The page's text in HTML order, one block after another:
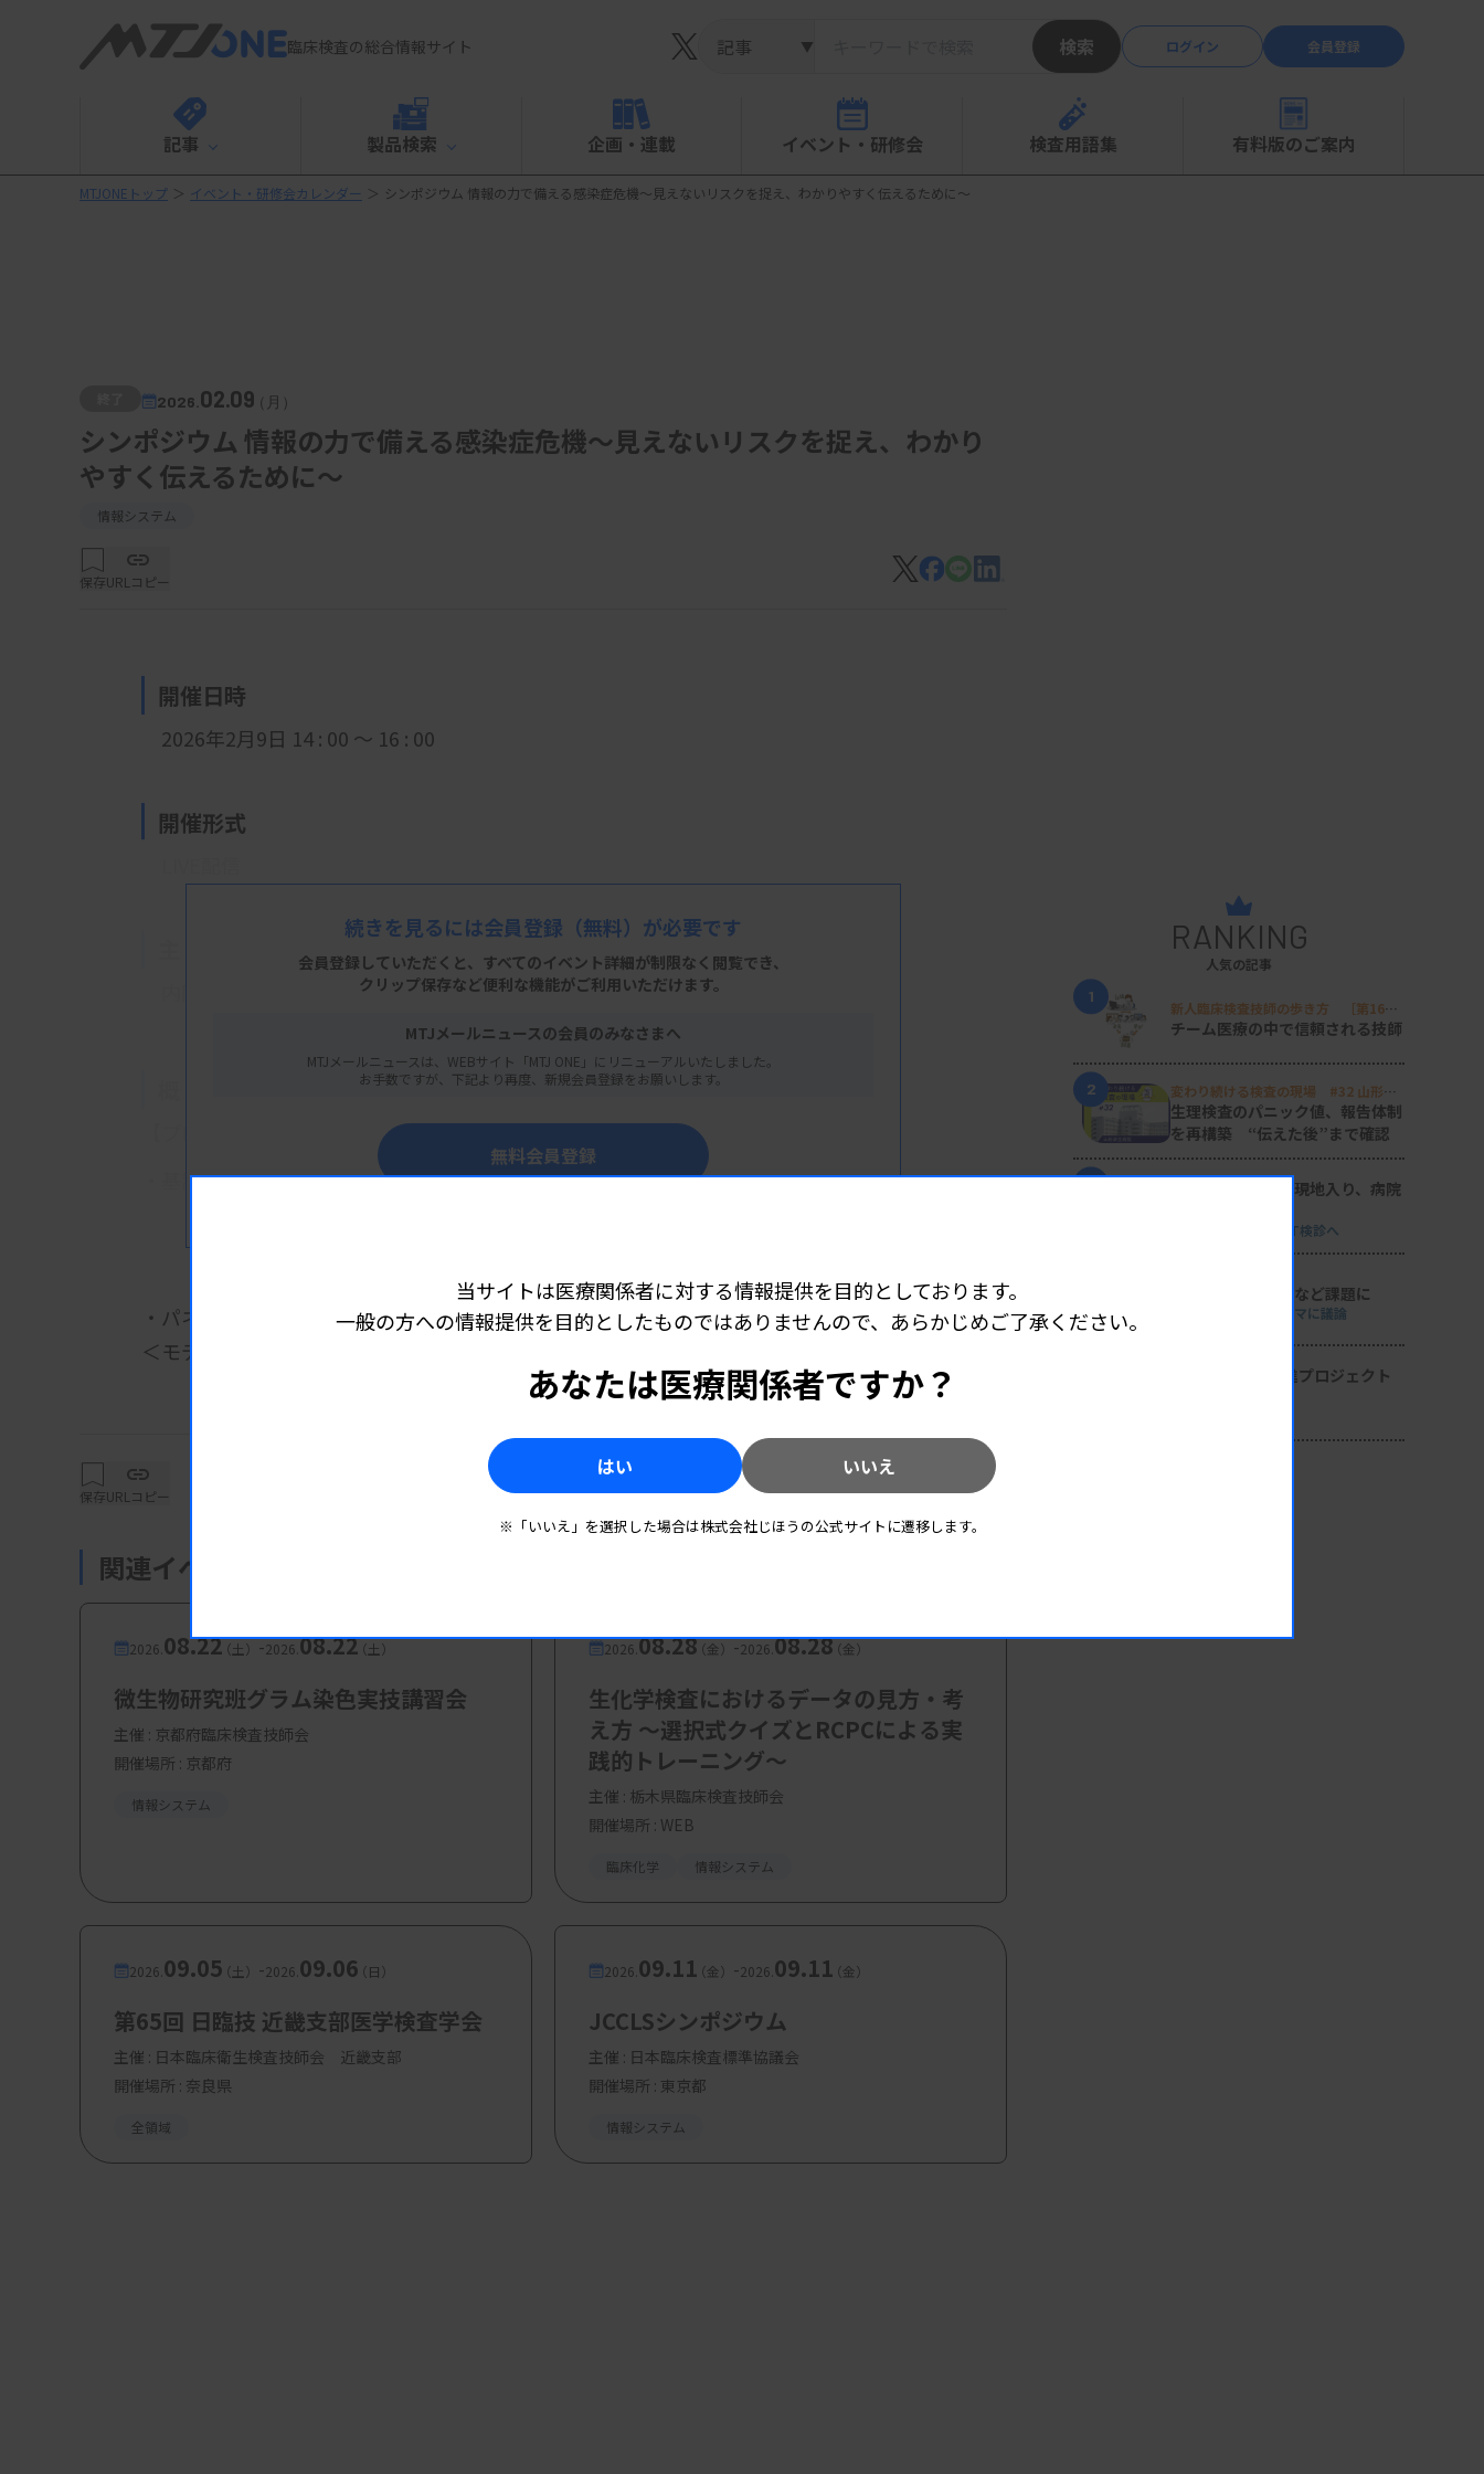
臨床検査の総合情報サイト ▼ 検索 ログイン 会員登録
記事 製品検索 企画・連載 イベント・研修会 検査用語集 有料版のご案内
MTJONEトップ ＞ イベント・研修会カレンダー ＞ シンポジウム 情報の力で備える感染症危機～見えないリスクを捉え、わかりやすく伝えるために～
2026. 02.09（月）
シンポジウム 情報の力で備える感染症危機～見えないリスクを捉え、わかり
やすく伝えるために～
情報システム
保存URLコピー
開催日時
2026年2月9日 14 : 00 ～ 16 : 00
開催形式
内閣感染症危機管理統括庁
・基調講演：感染症インテリジェンスのハブとしてのJIHSの役割
國土典宏氏（国立健康危機管理研究機構（JIHS）理事長）
・パネルディスカッション
＜モデレーター＞
福田充氏（日本大学危機管理学部 学部長・教授）
齋藤智也氏（国立健康危機管理研究機構 国立感染症研究所 感染症危機管理研究セ
ンター長）
奈良由美子氏（放送大学教養学部 教授）
三埼貴子氏（川崎市健康安全研究所 所長）
町田倫代氏（内閣官房 内閣感染症危機管理統括庁 内閣審議官）
眞鍋馨氏（内閣官房 内閣感染症危機管理統括庁 内閣審議官）
【参加費・定員など】
・参加費：無料
詳細はこちら（外部リンク）
続きを見るには会員登録 （無料）が必要です
会員登録していただくと、すべてのイベント詳細が制限なく閲覧でき、
クリップ保存など便利な機能がご利用いただけます。
MTJメールニュースの会員のみなさまへ
MTJメールニュースは、WEBサイト「MTJ ONE」にリニューアルいたしました。
お手数ですが、下記より再度、新規会員登録をお願いします。
無料会員登録
保存URLコピー
関連イベント・研修会
2026. 08.22（土） -2026. 08.22（土）
微生物研究班グラム染色実技講習会
主催 : 京都府臨床検査技師会
開催場所 : 京都府
情報システム
2026. 08.28（金） -2026. 08.28（金）
生化学検査におけるデータの見方・考
え方 ～選択式クイズとRCPCによる実
践的トレーニング～
主催 : 栃木県臨床検査技師会
開催場所 : WEB
臨床化学 情報システム
2026. 09.05（土） -2026. 09.06（日）
第65回 日臨技 近畿支部医学検査学会
主催 : 日本臨床衛生検査技師会 近畿支部
開催場所 : 奈良県
全領域
2026. 09.11（金） -2026. 09.11（金）
JCCLSシンポジウム
主催 : 日本臨床検査標準協議会
開催場所 : 東京都
情報システム
RANKING
人気の記事
1
新人臨床検査技師の歩き方 ［第16
回］
チーム医療の中で信頼される技師
2
変わり続ける検査の現場 #32 山形済
生病院
生理検査のパニック値、報告体制
を再構築 “伝えた後”まで確認
日臨技リエゾンが現地入り、病院
8月8・9両日にはDVT検診へ
導入経費や高齢化など課題に
全医共、検査DXテーマに議論
2026年度学術推進プロジェクト
当サイトは医療関係者に対する情報提供を目的としております。
一般の方への情報提供を目的としたものではありませんので、あらかじめご了承ください。
あなたは医療関係者ですか？
はい いいえ
※「いいえ」を選択した場合は株式会社じほうの公式サイトに遷移します。